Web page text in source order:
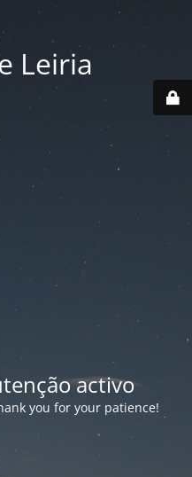
Leiria
activo
you for your patience!